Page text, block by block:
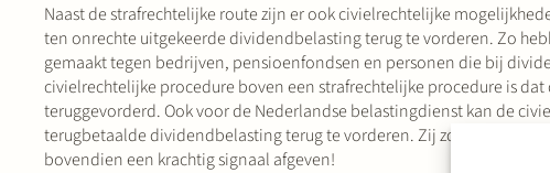
Naast de strafrechtelijke route zijn er ook civielrechtelijke
ten onrechte uitgekeerde dividendbelasting terug te vorderen. Zo
gemaakt tegen bedrijven, pensioenfondsen en personen die bij
civielrechtelijke procedure boven een strafrechtelijke procedure is
teruggevorderd. Ook voor de Nederlandse belastingdienst kan de
terugbetaalde dividendbelasting terug te vorderen. Zij zou daarbij
bovendien een krachtig signaal afgeven!